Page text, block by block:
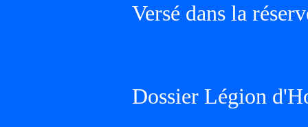
Versé dans la
Dossier Légion